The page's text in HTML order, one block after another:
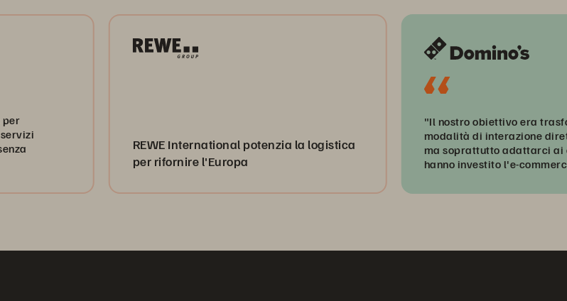
REWE International potenzia la logistica
per rifornire l'Europa
"Il nostro obiettivo era trasformare
modalità di interazione diretta con i
ma soprattutto adattarci ai
hanno investito l'e-commerce e